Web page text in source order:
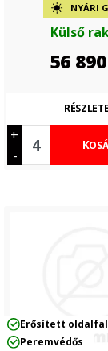
NYÁRI
Külső
56 890
+
-
Erősített oldalfal
Peremvédős